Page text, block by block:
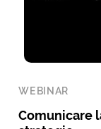
WEBINAR
Comunicare